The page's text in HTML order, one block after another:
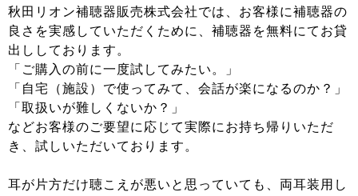
秋田リオン補聴器販売株式会社では、お客様に補聴器の
良さを実感していただくために、補聴器を無料にてお貸
出ししております。
「ご購入の前に一度試してみたい。」
「自宅（施設）で使ってみて、会話が楽になるのか？」
「取扱いが難しくないか？」
などお客様のご要望に応じて実際にお持ち帰りいただ
き、試しいただいております。
耳が片方だけ聴こえが悪いと思っていても、両耳装用し